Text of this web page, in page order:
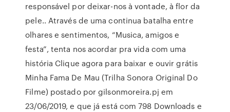
responsável por deixar-nos à vontade, à flor da
pele.. Através de uma continua batalha entre
olhares e sentimentos, “Musica, amigos e
festa”, tenta nos acordar pra vida com uma
história Clique agora para baixar e ouvir grátis
Minha Fama De Mau (Trilha Sonora Original Do
Filme) postado por gilsonmoreira.pj em
23/06/2019, e que já está com 798 Downloads e